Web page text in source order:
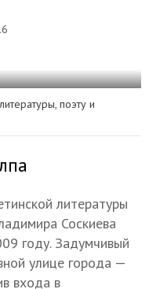
поэту и
литературы
Соскиева
году. Задумчивый
улице города —
входа в